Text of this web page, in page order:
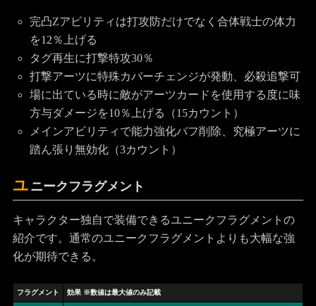
完凸Zアビリティは打攻防だけでなく合体戦士の体力
を12％上げる
タグ再生に打撃特攻30％
打撃アーツに特殊カバーチェンジが発動、必殺追撃可
場に出ている時に敵がアーツカードを使用する度に味
方与ダメージを10％上げる（15カウント）
メインアビリティで能力強化バフ削除、究極アーツに
踏ん張り無効化（3カウント）
ユ ニークフラグメント
キャラクター独自で装備できるユニークフラグメントの
紹介です。通常のユニークフラグメントよりも大幅な強
化が期待できる。
フラグメント 効果 ※数値は最大値のみ記載